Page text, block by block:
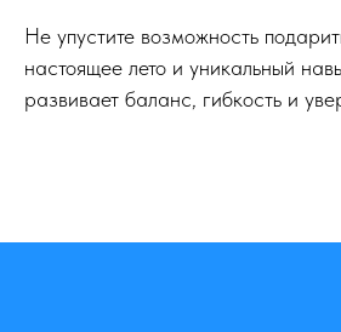
Не упустите возможность
настоящее лето и уникальный
развивает баланс, гибкость и